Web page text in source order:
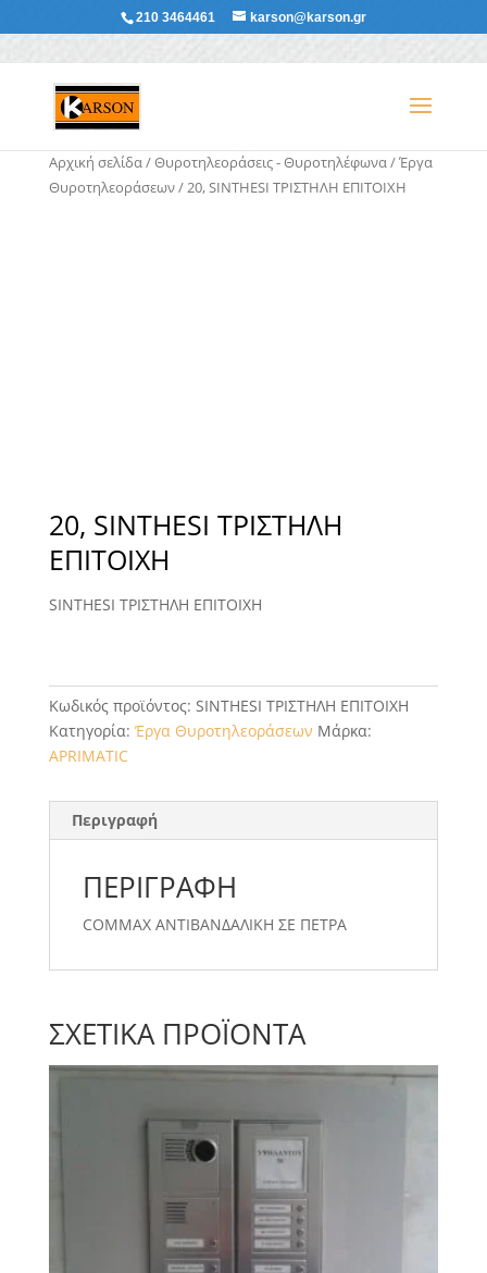
210 3464461 karson@karson.gr
Αρχική σελίδα/Θυροτηλεοράσεις - Θυροτηλέφωνα/Έργα
Θυροτηλεοράσεων/ 20, SINTHESI ΤΡΙΣΤΗΛΗ ΕΠΙΤΟΙΧΗ
20, SINTHESI ΤΡΙΣΤΗΛΗ
ΕΠΙΤΟΙΧΗ
SINTHESI ΤΡΙΣΤΗΛΗ ΕΠΙΤΟΙΧΗ
Κωδικός προϊόντος: SINTHESI ΤΡΙΣΤΗΛΗ ΕΠΙΤΟΙΧΗ
Κατηγορία: Έργα Θυροτηλεοράσεων Μάρκα:
APRIMATIC
Περιγραφή
ΠΕΡΙΓΡΑΦΉ
COMMAX ΑΝΤΙΒΑΝΔΑΛΙΚΗ ΣΕ ΠΕΤΡΑ
ΣΧΕΤΙΚΆ ΠΡΟΪΌΝΤΑ